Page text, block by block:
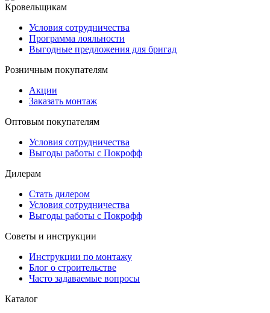
Кровельщикам
Условия сотрудничества
Программа лояльности
Выгодные предложения для бригад
Розничным покупателям
Акции
Заказать монтаж
Оптовым покупателям
Условия сотрудничества
Выгоды работы с Покрофф
Дилерам
Стать дилером
Условия сотрудничества
Выгоды работы с Покрофф
Советы и инструкции
Инструкции по монтажу
Блог о строительстве
Часто задаваемые вопросы
Каталог